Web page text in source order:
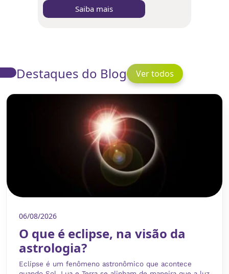
Saiba mais
Destaques do Blog Ver todos
06/08/2026
O que é eclipse, na visão da
astrologia?
Eclipse é um fenômeno astronômico que acontece